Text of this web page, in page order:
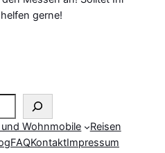
gerne!
Wohnmobile
Reisen
FAQKontaktImpressum